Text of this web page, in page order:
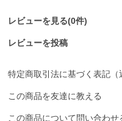
レビューを見る(0件)
レビューを投稿
特定商取引法に基づく表記（
この商品を友達に教える
この商品について問い合わせ